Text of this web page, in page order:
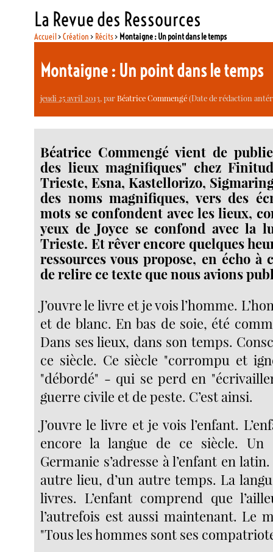
La Revue des Ressources
Accueil>Création > Récits> Montaigne : Un point dans le temps
Montaigne : Un point dans le temps
jeudi 25 avril 2013, parBéatrice Commengé(Date de rédaction
Béatrice Commengé vient de
des lieux magnifiques" chez
Trieste, Esna, Kastellorizo,
des noms magnifiques, vers des
mots se confondent avec les lieux,
yeux de Joyce se confond avec la
Trieste. Et rêver encore quelques
ressources vous propose, en écho à
de relire ce texte que nous avions
J’ouvre le livre et je vois l’homme.
et de blanc. En bas de soie, été
Dans ses lieux, dans son temps.
ce siècle. Ce siècle "corrompu et
"débordé" - qui se perd en
guerre civile et de peste. C’est ainsi.
J’ouvre le livre et je vois l’enfant.
encore la langue de ce siècle. Un
Germanie s’adresse à l’enfant en
autre lieu, d’un autre temps. La
livres. L’enfant comprend que
l’autrefois est aussi maintenant. Le
"Tous les hommes sont ses